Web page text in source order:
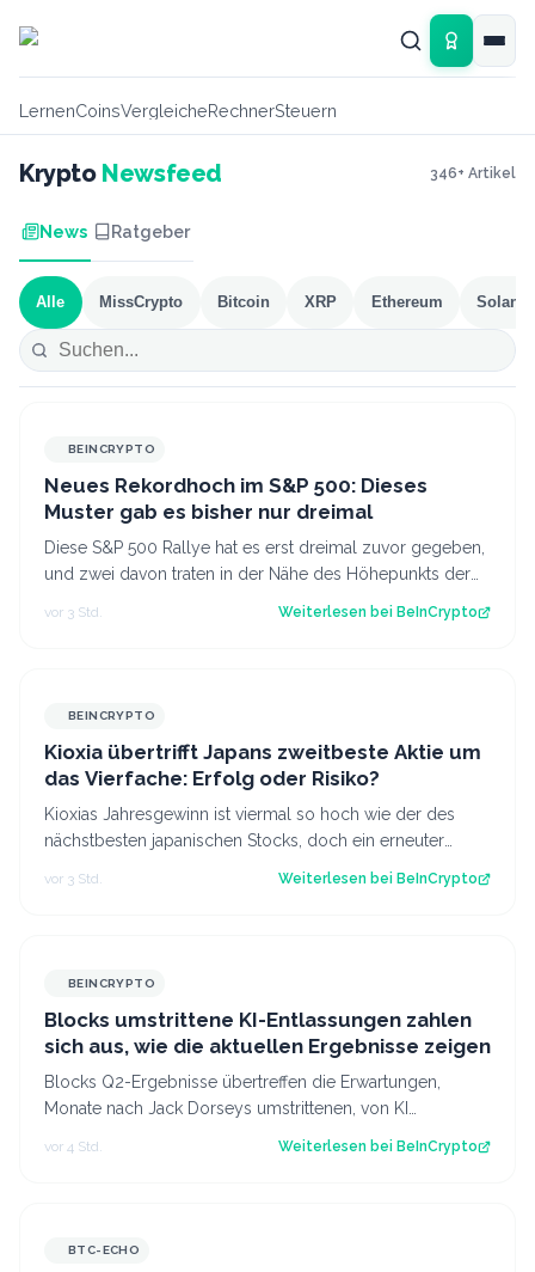
LernenCoinsVergleicheRechnerSteuern
Krypto Newsfeed 346+ Artikel
News Ratgeber
Alle MissCrypto Bitcoin XRP Ethereum Solana
BEINCRYPTO
Neues Rekordhoch im S&P 500: Dieses
Muster gab es bisher nur dreimal
Diese S&P 500 Rallye hat es erst dreimal zuvor gegeben,
und zwei davon traten in der Nähe des Höhepunkts der
vor 3 Std. Weiterlesen bei BeInCrypto
BEINCRYPTO
Kioxia übertrifft Japans zweitbeste Aktie um
das Vierfache: Erfolg oder Risiko?
Kioxias Jahresgewinn ist viermal so hoch wie der des
nächstbesten japanischen Stocks, doch ein erneuter
Kursrückgang von 10 % wirft Fragen ü…
vor 3 Std. Weiterlesen bei BeInCrypto
BEINCRYPTO
Blocks umstrittene KI-Entlassungen zahlen
sich aus, wie die aktuellen Ergebnisse zeigen
Blocks Q2-Ergebnisse übertreffen die Erwartungen,
Monate nach Jack Dorseys umstrittenen, von KI
vor 4 Std. Weiterlesen bei BeInCrypto
BTC-ECHO